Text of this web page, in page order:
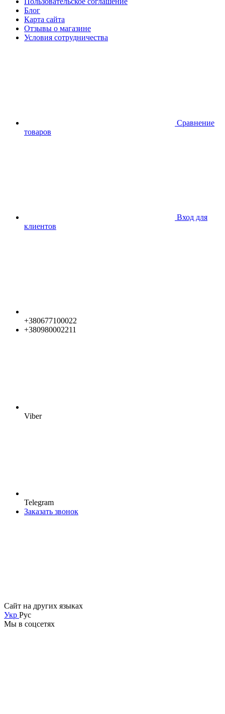
Блог
Карта сайта
Отзывы о магазине
Условия сотрудничества
Сравнение
товаров
Вход для
клиентов
+380677100022
+380980002211
Viber
Telegram
Заказать звонок
Сайт на других языках
Укр Рус
Мы в соцсетях